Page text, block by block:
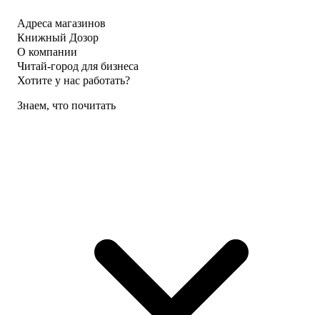
Адреса магазинов
Книжный Дозор
О компании
Читай-город для бизнеса
Хотите у нас работать?
Знаем, что почитать